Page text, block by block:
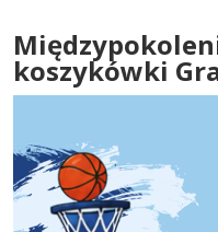
koszykówki